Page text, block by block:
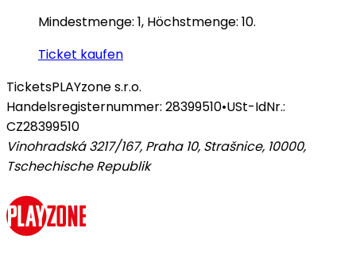
Mindestmenge: 1, Höchstmenge: 10.
Ticket kaufen
TicketsPLAYzone s.r.o.
Handelsregisternummer: 28399510•USt-IdNr.:
CZ28399510
Vinohradská 3217/167, Praha 10, Strašnice, 10000,
Tschechische Republik